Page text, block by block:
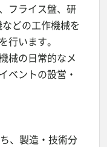
フライス盤、研
どの工作機械を
行います。
械の日常的なメ
ベントの設営・
、製造・技術分